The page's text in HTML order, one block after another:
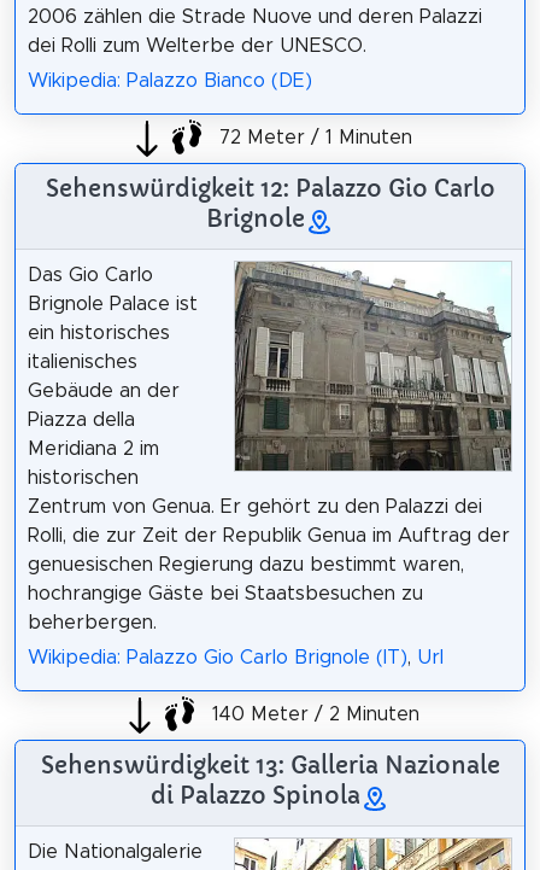
2006 zählen die Strade Nuove und deren Palazzi
dei Rolli zum Welterbe der UNESCO.
Wikipedia: Palazzo Bianco (DE)
72 Meter / 1 Minuten
Sehenswürdigkeit 12: Palazzo Gio Carlo
Brignole
Das Gio Carlo
Brignole Palace ist
ein historisches
italienisches
Gebäude an der
Piazza della
Meridiana 2 im
historischen
Zentrum von Genua. Er gehört zu den Palazzi dei
Rolli, die zur Zeit der Republik Genua im Auftrag der
genuesischen Regierung dazu bestimmt waren,
hochrangige Gäste bei Staatsbesuchen zu
beherbergen.
Wikipedia: Palazzo Gio Carlo Brignole (IT), Url
140 Meter / 2 Minuten
Sehenswürdigkeit 13: Galleria Nazionale
di Palazzo Spinola
Die Nationalgalerie